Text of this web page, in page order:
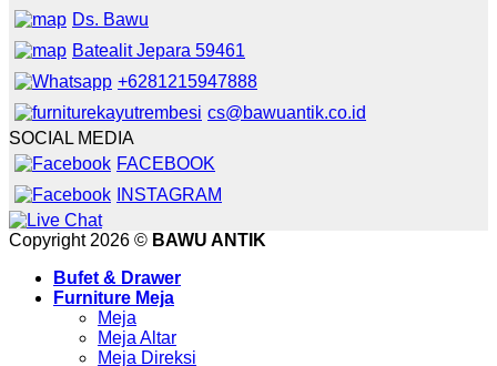
Ds. Bawu
Batealit Jepara 59461
+6281215947888
cs@bawuantik.co.id
SOCIAL MEDIA
FACEBOOK
INSTAGRAM
Copyright 2026 © BAWU ANTIK
Bufet & Drawer
Furniture Meja
Meja
Meja Altar
Meja Direksi